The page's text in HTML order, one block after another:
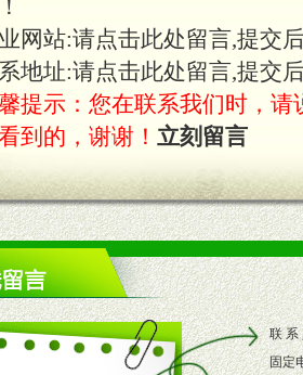
响力。
方实际情况提供
作及支持
域市场协助制定
体情况公司给予
场需要，派驻区
网站:请点击此处留言,提交
地址:请点击此处留言,提交
提示：您在联系我们时，请
到的，谢谢！ 立刻留言
联 系
固定